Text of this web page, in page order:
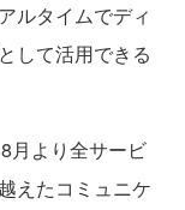
ルタイムでディ
して活用できる
月より全サービ
えたコミュニケ